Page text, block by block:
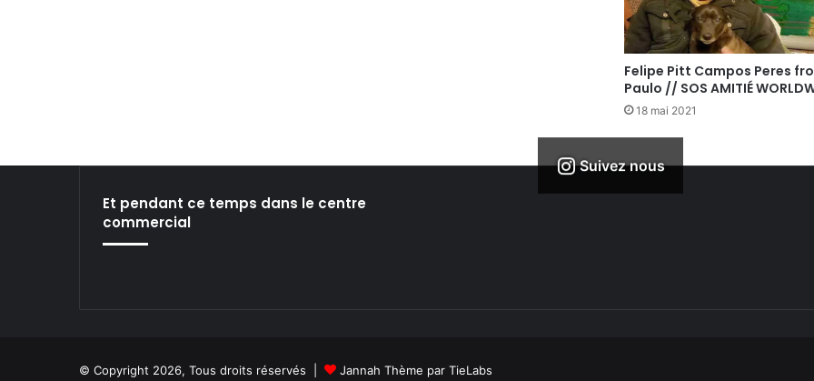
Felipe Pitt Campos Peres
Paulo // SOS AMITIÉ
18 mai 2021
Suivez nous
Et pendant ce temps dans le centre
commercial
© Copyright 2026, Tous droits réservés | Jannah Thème par TieLabs